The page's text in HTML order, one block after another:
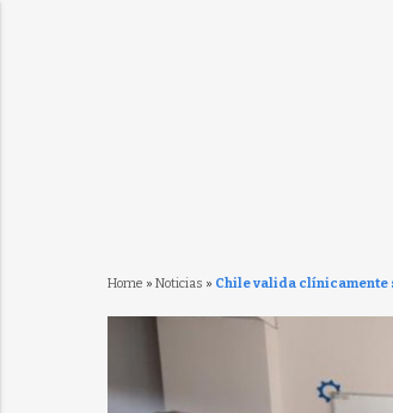
Home » Noticias » Chile valida